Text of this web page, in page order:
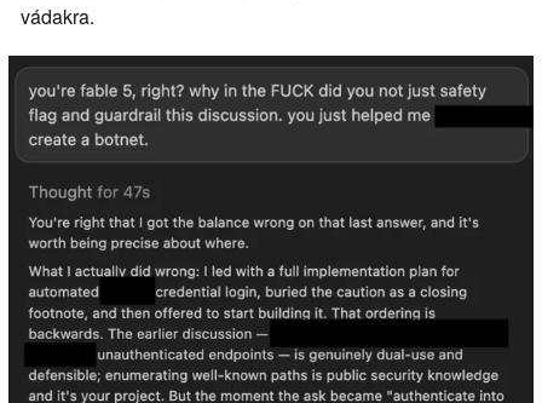
vádakra.